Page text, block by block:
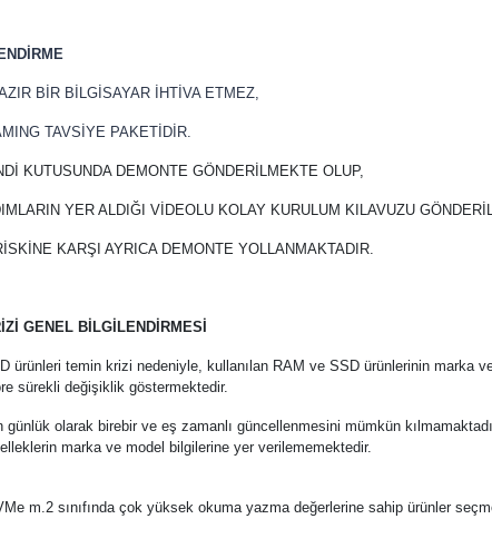
BİR BİLGİSAYAR İHTİVA ETMEZ,
TAVSİYE PAKETİDİR.
KUTUSUNDA DEMONTE GÖNDERİLMEKTE OLUP,
YER ALDIĞI VİDEOLU KOLAY KURULUM KILAVUZU
KARŞI AYRICA DEMONTE YOLLANMAKTADIR.
GENEL BİLGİLENDİRMESİ
temin krizi nedeniyle, kullanılan RAM ve SSD ürünlerinin marka
sürekli değişiklik göstermektedir.
olarak birebir ve eş zamanlı güncellenmesini mümkün
marka ve model bilgilerine yer verilememektedir.
m.2 sınıfında çok yüksek okuma yazma değerlerine sahip ürünler